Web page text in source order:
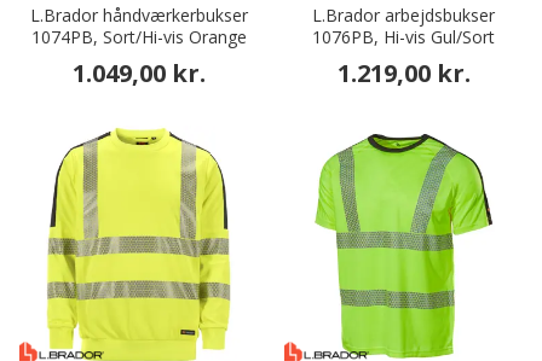
L.Brador håndværkerbukser
1074PB, Sort/Hi-vis Orange
1.049,00 kr.
L.Brador arbejdsbukser
1076PB, Hi-vis Gul/Sort
1.219,00 kr.